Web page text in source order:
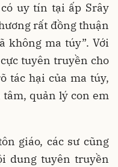
uy tín tại ấp Srây
rất đồng thuận
không ma túy”. Với
tuyên truyền cho
tác hại của ma túy,
quản lý con em
giáo, các sư cũng
dung tuyên truyền